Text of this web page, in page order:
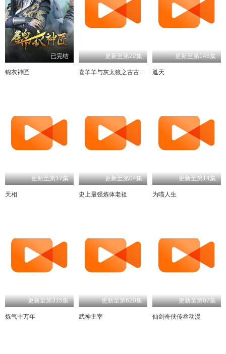
已完结
锦衣神匠
更新至第22集
喜羊羊与灰太狼之古古怪界有古怪
更新至第146集
遮天
更新至第17集
天相
更新至第04集
史上最强炼体老祖
更新至第14集
为喵人生
更新至第315集
炼气十万年
更新至第620集
武神主宰
更新至第07集
仙剑奇侠传叁动漫